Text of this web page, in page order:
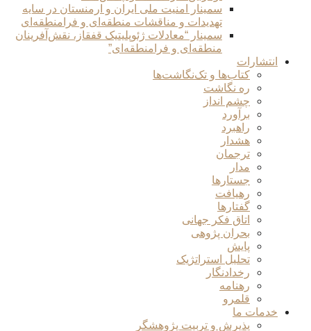
سمینار امنیت ملی ایران و ارمنستان در سایه
تهدیدات و مناقشات منطقه‌ای و فرامنطقه‌ای
سمینار “معادلات ژئوپلیتیک قفقاز، نقش‌آفرینان
منطقه‌ای و فرامنطقه‌ای”
انتشارات
کتاب‌ها و تک‌نگاشت‌ها
ره نگاشت
چشم انداز
برآورد
راهبرد
هشدار
ترجمان
مدار
جستارها
رهیافت
گفتارها
اتاق فکر جهانی
بحران پژوهی
پایش
تحلیل استراتژیک
رخدادنگار
رهنامه
قلمرو
خدمات ما
پذیرش و تربیت پژوهشگر